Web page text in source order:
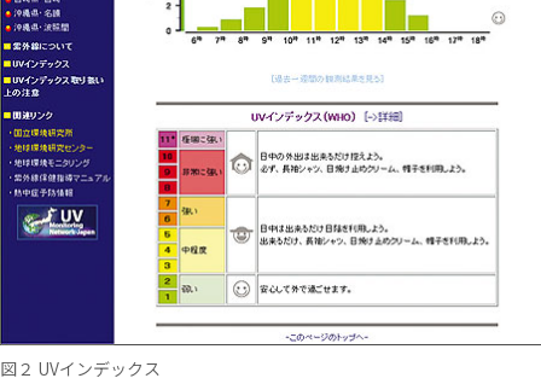
図２ UVインデックス